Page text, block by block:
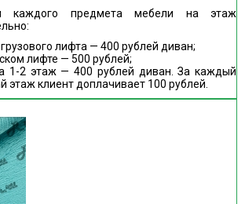
каждого предмета мебели на этаж
лифта — 400 рублей диван;
лифте — 500 рублей;
1-2 этаж — 400 рублей диван. За каждый
этаж клиент доплачивает 100 рублей.